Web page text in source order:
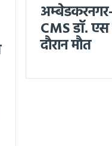
CMS डॉ.
दौरान मौत